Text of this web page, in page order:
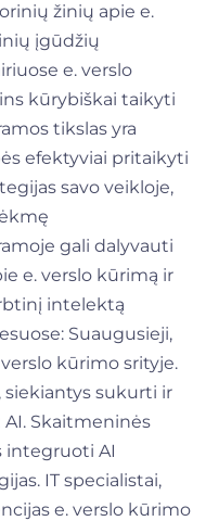
žinių apie e.
įgūdžių
e. verslo
kūrybiškai taikyti
tikslas yra
efektyviai pritaikyti
savo veikloje,
gali dalyvauti
e. verslo kūrimą ir
intelektą
Suaugusieji,
kūrimo srityje.
siekiantys sukurti ir
Skaitmeninės
integruoti AI
IT specialistai,
e. verslo kūrimo